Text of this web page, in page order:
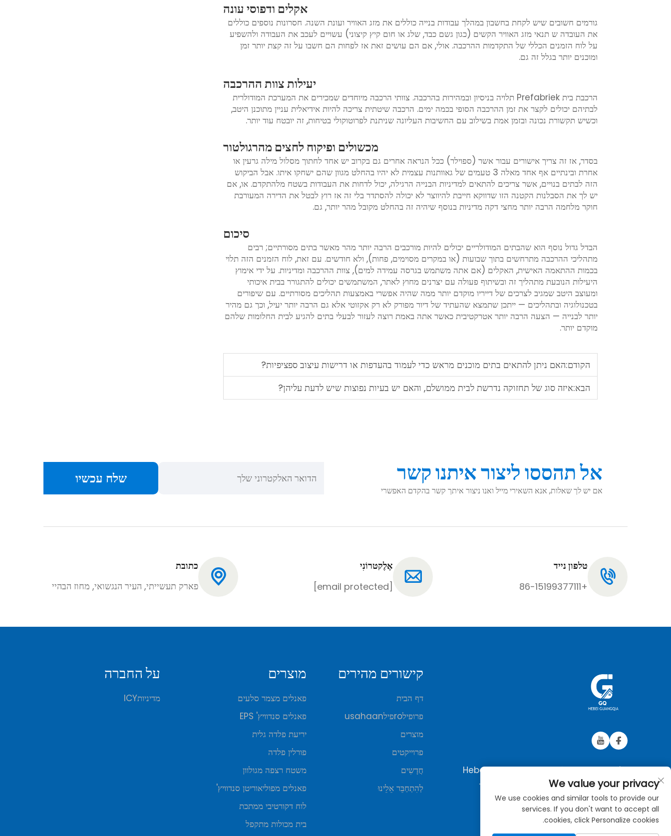
אקלים ודפוסי עונה
גורמים חשובים שיש לקחת בחשבון במהלך עבודות בנייה כוללים את מזג האוויר ועונת השנה. חסרונות נוספים כוללים
את העובדה ש תנאי מזג האוויר הקשים (כגון גשם כבד, שלג או חום קיץ קיצוני) עשויים לעכב את העבודה ולהשפיע
על לוח הזמנים הכללי של התקדמות ההרכבה. אולי, אם הם עושים זאת אז לפחות הם חשבו על זה קצת יותר זמן
ומוכנים יותר בגלל זה גם.
יעילות צוות ההרכבה
הרכבת בית Prefabriek תלויה בניסיון ובמהירות בהרכבה. צוותי הרכבה מיוחדים שמכירים את המערכת המודולרית
לבתיהם יכולים לקצר את זמן ההרכבה הסופי בכמה ימים. הרכבה שיטתית צריכה להיות אידיאלית עניין מתוכנן היטב,
וכשיש תקשורת נכונה ובזמן אמת בשילוב עם החשיבות העליונה שניתנת לפרוטוקולי בטיחות, זה יובטח עוד יותר.
מכשולים ופיקוח לחצים מהרגולטור
בסדר, אז זה צריך אישורים עבור אשר (ספוילר) ככל הנראה אחרים גם בקרוב יש אחד לחתוך מסלול מילה גרעין או
אחרת ובינתיים אף אחד מאלה 3 טעמים של גאוותנות עצמית לא יהיו בהחלט מגוון שהם ישחקו איתו. אבל הביקוש
הזה לבתים בנויים, אשר צריכים להתאים למדיניות הבנייה הרגילה, יכול לדחות את העבודות בשטח מלהתקדם. או, אם
יש לך את הסבלנות הקטנה הזו שדווקא חייבת להיווצר לא יכולה להסתדר בלי זה אז רוץ לבטל את הדירה המעורבת
חוקר מלחמה הרבה יותר מחצי דקה מדיניות בנוסף שיהיה זה בהחלט מקובל מהר יותר, גם.
סיכום
הבדל גדול נוסף הוא שהבתים המודולריים יכולים להיות מורכבים הרבה יותר מהר מאשר בתים מסורתיים; רבים
מתהליכי ההרכבה מתרחשים בתוך שבועות (או במקרים מסוימים, פחות), ולא חודשים. עם זאת, לוח הזמנים הזה תלוי
בכמות ההתאמה האישית, האקלים (אם אתה משתמש בגרסה עמידה למים), צוות ההרכבה ומדיניות. על ידי אימוץ
היעילות הנובעת מתהליך זה ובשיתוף פעולה עם יצרנים מחוץ לאתר, המשתמשים יכולים להתגורר בבית איכותי
ומעוצב היטב שמגיב לצרכים של דייריו מוקדם יותר ממה שהיה אפשרי באמצעות תהליכים מסורתיים. עם שיפורים
בטכנולוגיה ובתהליכים — ייתכן שתמצא שהעתיד של דיור מפורק לא רק אקזוטי אלא גם הרבה יותר יעיל, וכך גם מהיר
יותר לבנייה — הצעה הרבה יותר אטרקטיבית כאשר אתה באמת רוצה לעזור לבעלי בתים להגיע לבית החלומות שלהם
מוקדם יותר.
הקודם:האם ניתן להתאים בתים מוכנים מראש כדי לעמוד בהעדפות או דרישות עיצוב ספציפיות?
הבא:איזה סוג של תחזוקה נדרשת לבית ממושלם, והאם יש בעיות נפוצות שיש לדעת עליהן?
אל תהססו ליצור איתנו קשר
אם יש לך שאלות, אנא השאירי מייל ואנו ניצור איתך קשר בהקדם האפשרי
שלח עכשיו
טלפון נייד
+86-15199377111
אֶלֶקטרוֹנִי
[email protected]
כתובת
פארק תעשייתי, העיר הנגשואי, מחוז הבהיי
כל הזכויות שמורות © 2025 Hebei Guangqia
Technology Co., Ltd. כל הזכויות שמורות.
קישורים מהירים
דף הבית
פרופילroפילusahaan
מוצרים
פרוייקטים
חֲדָשִים
לְהִתְחַבֵּר אֵלֵינוּ
מוצרים
פאנלים מצמר סלעים
פאנלים סנדוויץ' EPS
יריעת פלדה גלית
פורלין פלדה
משטח רצפה מגולוון
פאנלים מפוליאוריטן סנדוויץ'
לוח דקורטיבי ממתכת
בית מכולות מתקפל
על החברה
מדיניותICY
We value your privacy
We use cookies and similar tools to provide our
services. If you don't want to accept all
cookies, click Personalize cookies.